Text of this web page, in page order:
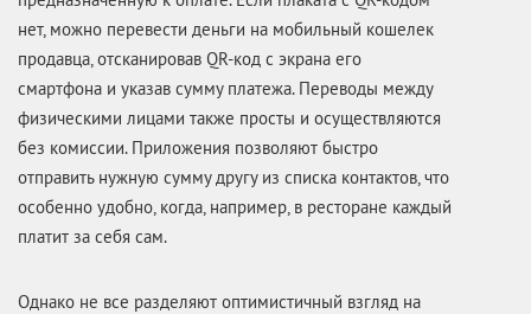
нет, можно перевести деньги на мобильный кошелек
продавца, отсканировав QR-код с экрана его
смартфона и указав сумму платежа. Переводы между
физическими лицами также просты и осуществляются
без комиссии. Приложения позволяют быстро
отправить нужную сумму другу из списка контактов, что
особенно удобно, когда, например, в ресторане каждый
платит за себя сам.
Однако не все разделяют оптимистичный взгляд на